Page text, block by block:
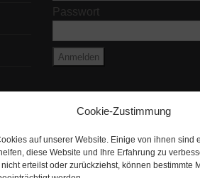
Cookie-Zustimmung
auf unserer Website. Einige von ihnen sind
diese Website und Ihre Erfahrung zu
erteilst oder zurückziehst, können bestimmte
Passwort